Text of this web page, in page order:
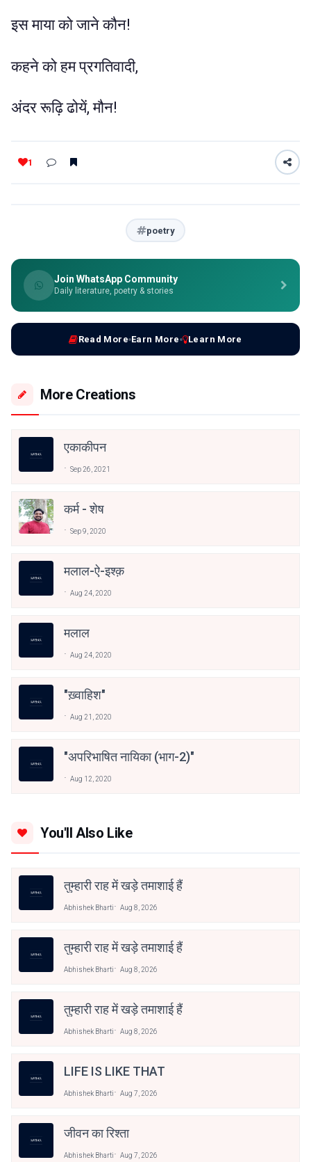
इस माया को जाने कौन!
कहने को हम प्रगतिवादी,
अंदर रूढ़ि ढोयें, मौन!
1
poetry
Join WhatsApp Community
Daily literature, poetry & stories
Read More Earn More Learn More
More Creations
एकाकीपन
Sep 26, 2021
कर्म - शेष
Sep 9, 2020
मलाल-ऐ-इश्क़
Aug 24, 2020
मलाल
Aug 24, 2020
"ख़्वाहिश"
Aug 21, 2020
"अपरिभाषित नायिका (भाग-2)"
Aug 12, 2020
You'll Also Like
तुम्हारी राह में खड़े तमाशाई हैं
Abhishek Bharti Aug 8, 2026
तुम्हारी राह में खड़े तमाशाई हैं
Abhishek Bharti Aug 8, 2026
तुम्हारी राह में खड़े तमाशाई हैं
Abhishek Bharti Aug 8, 2026
LIFE IS LIKE THAT
Abhishek Bharti Aug 7, 2026
जीवन का रिश्ता
Abhishek Bharti Aug 7, 2026